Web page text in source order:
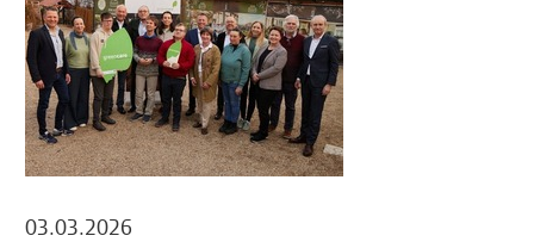
03.03.2026